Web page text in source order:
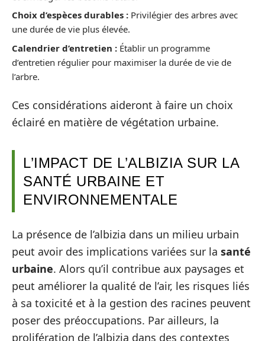
Choix d’espèces durables : Privilégier des arbres avec
une durée de vie plus élevée.
Calendrier d’entretien : Établir un programme
d’entretien régulier pour maximiser la durée de vie de
l’arbre.
Ces considérations aideront à faire un choix
éclairé en matière de végétation urbaine.
L’IMPACT DE L’ALBIZIA SUR LA
SANTÉ URBAINE ET
ENVIRONNEMENTALE
La présence de l’albizia dans un milieu urbain
peut avoir des implications variées sur la santé
urbaine. Alors qu’il contribue aux paysages et
peut améliorer la qualité de l’air, les risques liés
à sa toxicité et à la gestion des racines peuvent
poser des préoccupations. Par ailleurs, la
prolifération de l’albizia dans des contextes